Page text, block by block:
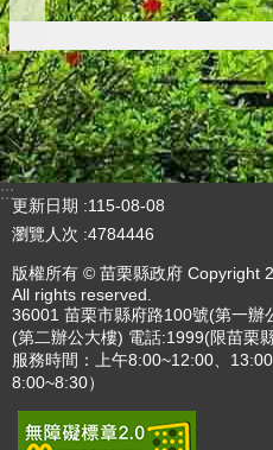
:::
更新日期
115-08-08
瀏覽人次 4784446
版權所有 © 苗栗縣政府 Copyright
All rights reserved.
36001 苗栗市縣府路100號(第一辦
(第二辦公大樓) 電話:1999(限苗栗
服務時間：上午8:00~12:00、
8:00~8:30）